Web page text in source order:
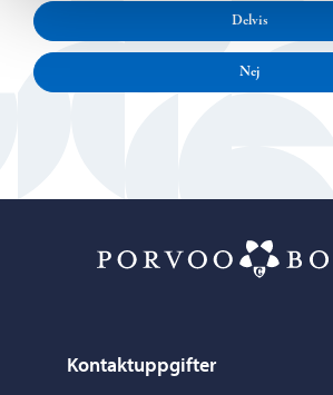
Delvis
Nej
Kontaktuppgifter